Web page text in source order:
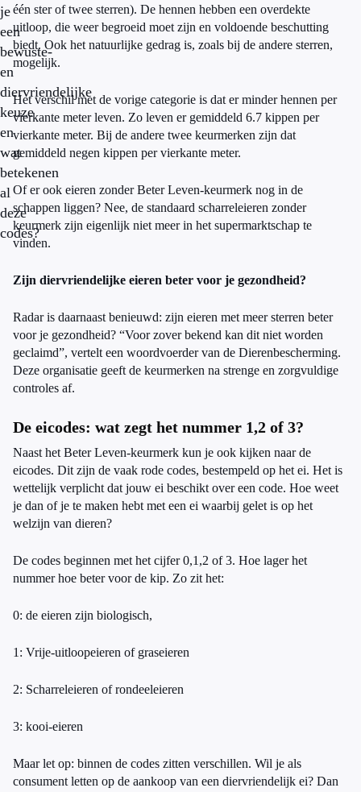
je
een
bewuste-
en
diervriendelijke
keuze
en
wat
betekenen
al
deze
codes?
één ster of twee sterren). De hennen hebben een overdekte
uitloop, die weer begroeid moet zijn en voldoende beschutting
biedt. Ook het natuurlijke gedrag is, zoals bij de andere sterren,
mogelijk.
Het verschil met de vorige categorie is dat er minder hennen per
vierkante meter leven. Zo leven er gemiddeld 6.7 kippen per
vierkante meter. Bij de andere twee keurmerken zijn dat
gemiddeld negen kippen per vierkante meter.
Of er ook eieren zonder Beter Leven-keurmerk nog in de
schappen liggen? Nee, de standaard scharreleieren zonder
keurmerk zijn eigenlijk niet meer in het supermarktschap te
vinden.
Zijn diervriendelijke eieren beter voor je gezondheid?
Radar is daarnaast benieuwd: zijn eieren met meer sterren beter
voor je gezondheid? “Voor zover bekend kan dit niet worden
geclaimd”, vertelt een woordvoerder van de Dierenbescherming.
Deze organisatie geeft de keurmerken na strenge en zorgvuldige
controles af.
De eicodes: wat zegt het nummer 1,2 of 3?
Naast het Beter Leven-keurmerk kun je ook kijken naar de
eicodes. Dit zijn de vaak rode codes, bestempeld op het ei. Het is
wettelijk verplicht dat jouw ei beschikt over een code. Hoe weet
je dan of je te maken hebt met een ei waarbij gelet is op het
welzijn van dieren?
De codes beginnen met het cijfer 0,1,2 of 3. Hoe lager het
nummer hoe beter voor de kip. Zo zit het:
0: de eieren zijn biologisch,
1: Vrije-uitloopeieren of graseieren
2: Scharreleieren of rondeeleieren
3: kooi-eieren
Maar let op: binnen de codes zitten verschillen. Wil je als
consument letten op de aankoop van een diervriendelijk ei? Dan